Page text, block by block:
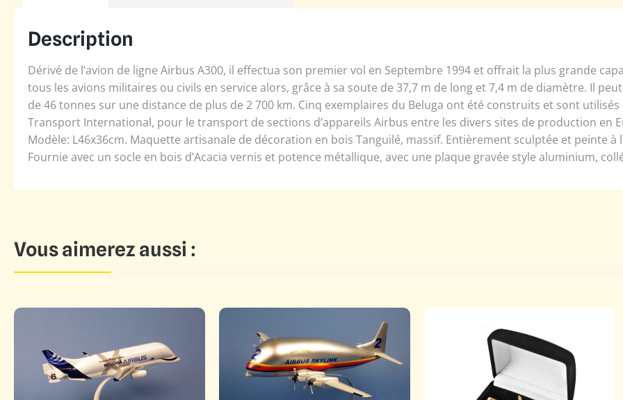
Description
Dérivé de l’avion de ligne Airbus A300, il effectua son premier vol en Septembre 1994 et offrait la plus grande
tous les avions militaires ou civils en service alors, grâce à sa soute de 37,7 m de long et 7,4 m de diamètre. Il
de 46 tonnes sur une distance de plus de 2 700 km. Cinq exemplaires du Beluga ont été construits et sont
Transport International, pour le transport de sections d’appareils Airbus entre les divers sites de production en
Modèle: L46x36cm. Maquette artisanale de décoration en bois Tanguilé, massif. Entièrement sculptée et peinte
Fournie avec un socle en bois d’Acacia vernis et potence métallique, avec une plaque gravée style aluminium,
Vous aimerez aussi :